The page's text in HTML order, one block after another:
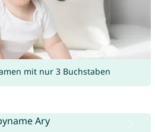
mit nur 3 Buchstaben